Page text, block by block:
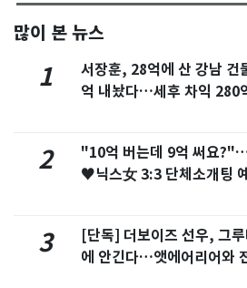
많이 본 뉴스
1
서장훈, 28억에 산 강남 건
억 내놨다…세후 차익 280
2
"10억 버는데 9억 써요
♥닉스女 3:3 단체소개팅
3
[단독] 더보이즈 선우, 그
에 안긴다…앳에어리어와